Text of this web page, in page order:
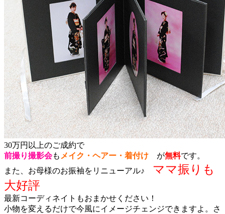
30万円以上のご成約で
前撮り撮影会も メイク・ヘアー・着付け が無料です。
また、お母様のお振袖をリニューアル♪ ママ振りも
大好評
最新コーディネイトもおまかせください！
小物を変えるだけで今風にイメージチェンジできますよ。さ